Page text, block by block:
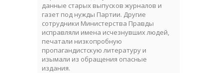
данные старых выпусков журналов и
газет под нужды Партии. Другие
сотрудники Министерства Правды
исправляли имена исчезнувших людей,
печатали низкопробную
пропагандистскую литературу и
изымали из обращения опасные
издания.